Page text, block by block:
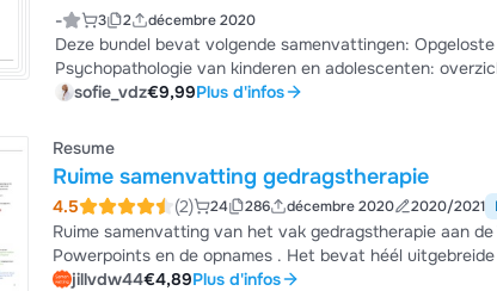
- 3 2 décembre 2020
Deze bundel bevat volgende samenvattingen:
Psychopathologie van kinderen en adolescenten:
sofie_vdz€9,99Plus d'infos
Resume
Ruime samenvatting gedragstherapie
4.5 (2) 24 286 décembre 2020 2020/2021
Ruime samenvatting van het vak gedragstherapie aan
Powerpoints en de opnames . Het bevat héél
verduidelijking bij. Academiejaar 2020-2021. De
jillvdw44€4,89Plus d'infos